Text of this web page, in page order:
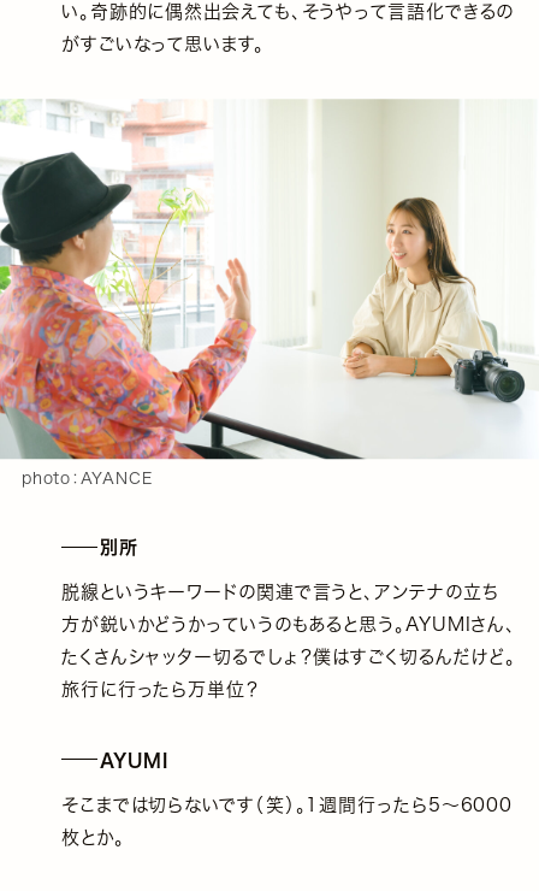
い。奇跡的に偶然出会えても、そうやって言語化できるの
がすごいなって思います。
photo：AYANCE
別所
脱線というキーワードの関連で言うと、アンテナの立ち
方が鋭いかどうかっていうのもあると思う。AYUMIさん、
たくさんシャッター切るでしょ？僕はすごく切るんだけど。
旅行に行ったら万単位？
AYUMI
そこまでは切らないです（笑）。1週間行ったら5～6000
枚とか。